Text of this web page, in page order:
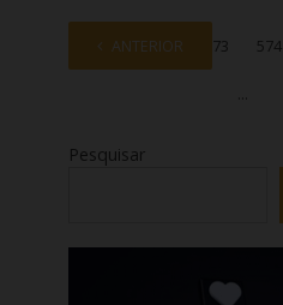
ANTERIOR
1 … 573 574
Pesquisar